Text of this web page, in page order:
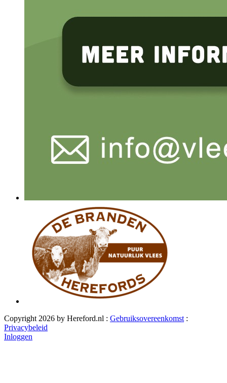
Copyright 2026 by Hereford.nl : Gebruiksovereenkomst :
Privacybeleid
Inloggen